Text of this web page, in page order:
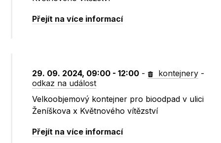
Přejít na více informací
29. 09. 2024, 09:00 - 12:00 - kontejnery -
odkaz na událost
Velkoobjemový kontejner pro bioodpad v ulici
Ženíškova x Květnového vítězství
Přejít na více informací